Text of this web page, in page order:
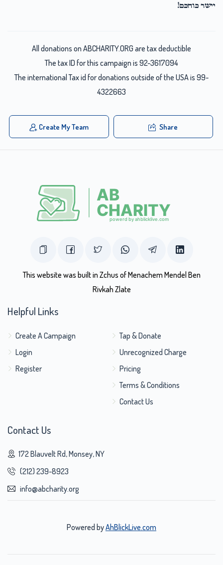
יישר כוחכם!
All donations on ABCHARITY.ORG are tax deductible
The tax ID for this campaign is 92-3617094
The international Tax id for donations outside of the USA is 99-
4322663
Create My Team Share
This website was built in Zchus of Menachem Mendel Ben
Rivkah Zlate
Helpful Links
Create A Campaign
Login
Register
Tap & Donate
Unrecognized Charge
Pricing
Terms & Conditions
Contact Us
Contact Us
172 Blauvelt Rd, Monsey, NY
(212) 239-8923
info@abcharity.org
Powered byAhBlickLive.com